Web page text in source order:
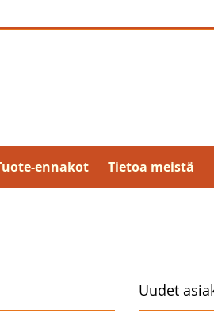
ennakot Tietoa meistä
Uudet